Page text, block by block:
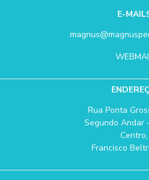
E-
Rua Ponta
Segundo Andar
Centro,
Francisco